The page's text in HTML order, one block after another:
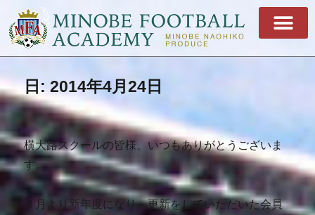
日:2014年4月24日
横大路スクールの皆様、いつもありがとうございま
す。
４月より新年度になり、更新をしていただいた会員